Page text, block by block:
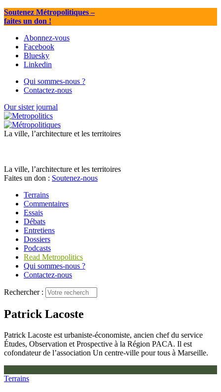
Soutenez Métropolitiques–
faites un don !
Abonnez-vous
Facebook
Bluesky
Linkedin
Qui sommes-nous ?
Contactez-nous
Our sister journal
La ville, l’architecture et les territoires
La ville, l’architecture et les territoires
Faites un don : Soutenez-nous
Terrains
Commentaires
Essais
Débats
Entretiens
Dossiers
Podcasts
Read Metropolitics
Qui sommes-nous ?
Contactez-nous
Rechercher :
Patrick Lacoste
Patrick Lacoste est urbaniste-économiste, ancien chef du service
Études, Observation et Prospective à la Région PACA. Il est
cofondateur de l’association Un centre-ville pour tous à Marseille.
Terrains